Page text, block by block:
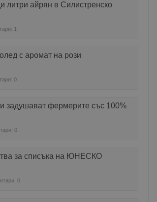
литри айрян в Силистренско
1
с аромат на рози
0
задушават фермерите със 100%
0
за списъка на ЮНЕСКО
0